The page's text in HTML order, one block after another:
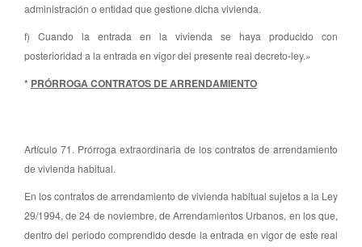
administración o entidad que gestione dicha vivienda.
f) Cuando la entrada en la vivienda se haya producido con
posterioridad a la entrada en vigor del presente real decreto-ley.»
* PRÓRROGA CONTRATOS DE ARRENDAMIENTO
Artículo 71. Prórroga extraordinaria de los contratos de arrendamiento
de vivienda habitual.
En los contratos de arrendamiento de vivienda habitual sujetos a la Ley
29/1994, de 24 de noviembre, de Arrendamientos Urbanos, en los que,
dentro del periodo comprendido desde la entrada en vigor de este real